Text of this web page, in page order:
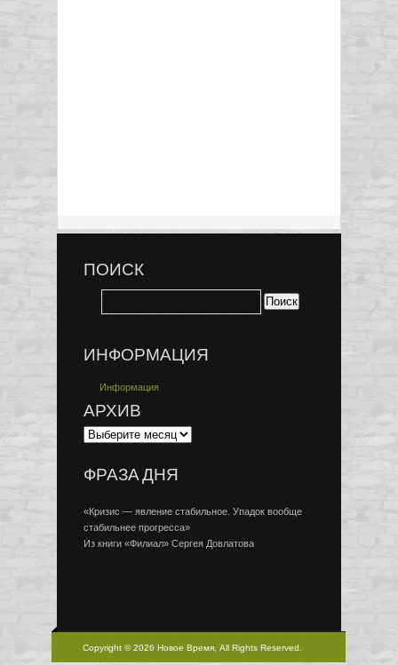
ПОИСК
ИНФОРМАЦИЯ
Информация
АРХИВ
ФРАЗА ДНЯ
«Кризис — явление стабильное. Упадок вообще
стабильнее прогресса»
Из книги «Филиал» Сергея Довлатова
Copyright © 2026 Новое Время, All Rights Reserved.